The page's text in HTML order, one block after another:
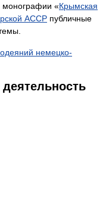
монографии «Крымская
АССР публичные
немецко-